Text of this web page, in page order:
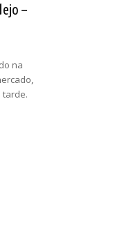
–
na
tarde.